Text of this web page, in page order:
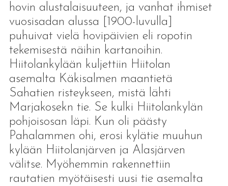
hovin alustalaisuuteen, ja vanhat ihmiset
vuosisadan alussa [1900-luvulla]
puhuivat vielä hovipäivien eli ropotin
tekemisestä näihin kartanoihin.
Hiitolankylään kuljettiin Hiitolan
asemalta Käkisalmen maantietä
Sahatien risteykseen, mistä lähti
Marjakosekn tie. Se kulki Hiitolankylän
pohjoisosan läpi. Kun oli päästy
Pahalammen ohi, erosi kylätie muuhun
kylään Hiitolanjärven ja Alasjärven
välitse. Myöhemmin rakennettiin
rautatien myötäisesti uusi tie asemalta